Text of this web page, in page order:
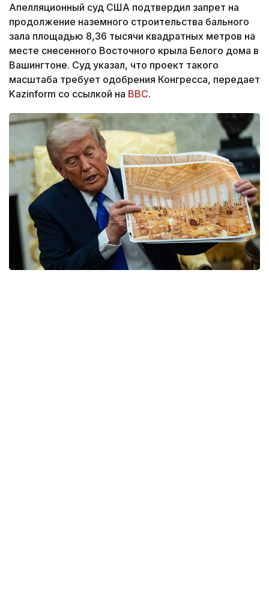
Апелляционный суд США подтвердил запрет на
продолжение наземного строительства бального
зала площадью 8,36 тысячи квадратных метров на
месте снесенного Восточного крыла Белого дома в
Вашингтоне. Суд указал, что проект такого
масштаба требует одобрения Конгресса, передает
Kazinform со ссылкой на BBC.